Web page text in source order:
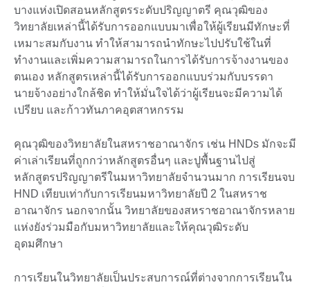
บางแห่งเปิดสอนหลักสูตรระดับปริญญาตรี คุณวุฒิของ
วิทยาลัยเหล่านี้ได้รับการออกแบบมาเพื่อให้ผู้เรียนมีทักษะที่
เหมาะสมกับงาน ทำให้สามารถนำทักษะไปปรับใช้ในที่
ทำงานและเพิ่มความสามารถในการได้รับการจ้างงานของ
ตนเอง หลักสูตรเหล่านี้ได้รับการออกแบบร่วมกับบรรดา
นายจ้างอย่างใกล้ชิด ทำให้มั่นใจได้ว่าผู้เรียนจะมีความได้
เปรียบ และก้าวทันภาคอุตสาหกรรม
คุณวุฒิของวิทยาลัยในสหราชอาณาจักร เช่น HNDs มักจะมี
ค่าเล่าเรียนที่ถูกกว่าหลักสูตรอื่นๆ และปูพื้นฐานไปสู่
หลักสูตรปริญญาตรีในมหาวิทยาลัยจำนวนมาก การเรียนจบ
HND เทียบเท่ากับการเรียนมหาวิทยาลัยปี 2 ในสหราช
อาณาจักร นอกจากนั้น วิทยาลัยของสหราชอาณาจักรหลาย
แห่งยังร่วมมือกับมหาวิทยาลัยและให้คุณวุฒิระดับ
อุดมศึกษา
การเรียนในวิทยาลัยเป็นประสบการณ์ที่ต่างจากการเรียนใน